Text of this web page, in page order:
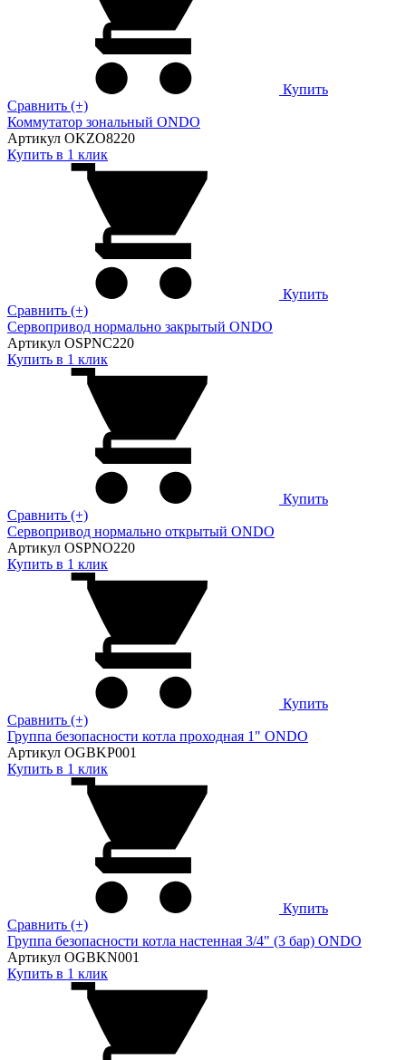
Купить
Сравнить (+)
Коммутатор зональный ONDO
Артикул OKZO8220
Купить в 1 клик
Купить
Сравнить (+)
Сервопривод нормально закрытый ONDO
Артикул OSPNC220
Купить в 1 клик
Купить
Сравнить (+)
Сервопривод нормально открытый ONDO
Артикул OSPNO220
Купить в 1 клик
Купить
Сравнить (+)
Группа безопасности котла проходная 1" ONDO
Артикул OGBKP001
Купить в 1 клик
Купить
Сравнить (+)
Группа безопасности котла настенная 3/4" (3 бар) ONDO
Артикул OGBKN001
Купить в 1 клик